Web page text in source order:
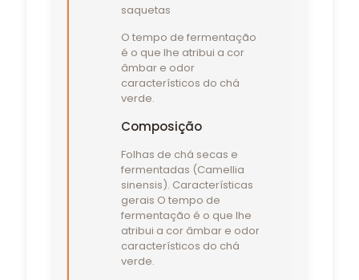
O tempo de fermentação
é o que lhe atribui a cor
âmbar e odor
característicos do chá
verde.
Composição
Folhas de chá secas e
fermentadas (Camellia
sinensis). Características
gerais O tempo de
fermentação é o que lhe
atribui a cor âmbar e odor
característicos do chá
verde.